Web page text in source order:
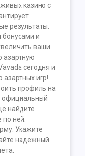
казино с
результаты.
бонусами и
ваши
азартную
сегодня и
азартных игр!
профиль на
официальный
найдите
по ней.
Укажите
надежный